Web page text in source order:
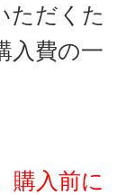
ただくた
入費の一
購入前に